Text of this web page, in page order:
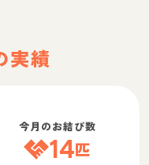
実績
今月のお結び数
14匹